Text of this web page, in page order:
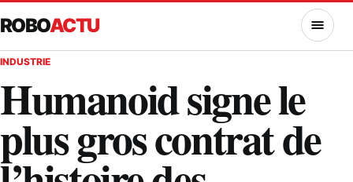
ROBOACTU MENU
INDUSTRIE
Humanoid signe le
plus gros contrat de